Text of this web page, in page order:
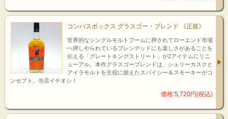
コンパスボックス グラスゴー・ブレンド 《正規》
世界的なシングルモルトブームに押されてローエンド市場
へ押しやられているブレンデッドにも楽しさがあることを
伝える「グレートキングストリート」が2アイテムにリニ
ューアル。本作グラスゴーブレンドは、シェリーカスクと
アイラモルトを主役に据えたスパイシー＆スモーキーがコ
ンセプト。当店イチオシ！
価格:5,720円(税込)